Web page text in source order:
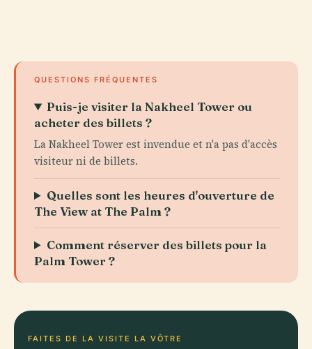
QUESTIONS FRÉQUENTES
Puis-je visiter la Nakheel Tower ou
acheter des billets ?
La Nakheel Tower est invendue et n'a pas d'accès
visiteur ni de billets.
Quelles sont les heures d'ouverture de
The View at The Palm ?
Comment réserver des billets pour la
Palm Tower ?
FAITES DE LA VISITE LA VÔTRE